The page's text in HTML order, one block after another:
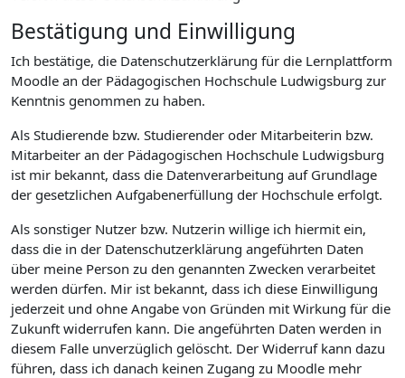
Bestätigung und Einwilligung
Ich bestätige, die Datenschutzerklärung für die Lernplattform
Moodle an der Pädagogischen Hochschule Ludwigsburg zur
Kenntnis genommen zu haben.
Als Studierende bzw. Studierender oder Mitarbeiterin bzw.
Mitarbeiter an der Pädagogischen Hochschule Ludwigsburg
ist mir bekannt, dass die Datenverarbeitung auf Grundlage
der gesetzlichen Aufgabenerfüllung der Hochschule erfolgt.
Als sonstiger Nutzer bzw. Nutzerin willige ich hiermit ein,
dass die in der Datenschutzerklärung angeführten Daten
über meine Person zu den genannten Zwecken verarbeitet
werden dürfen. Mir ist bekannt, dass ich diese Einwilligung
jederzeit und ohne Angabe von Gründen mit Wirkung für die
Zukunft widerrufen kann. Die angeführten Daten werden in
diesem Falle unverzüglich gelöscht. Der Widerruf kann dazu
führen, dass ich danach keinen Zugang zu Moodle mehr